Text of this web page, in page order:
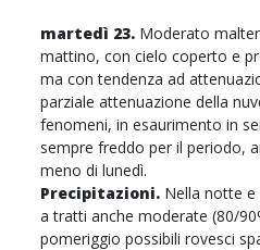
martedì 23. Moderato
mattino, con cielo coperto e
ma con tendenza ad
parziale attenuazione della
fenomeni, in esaurimento in
sempre freddo per il periodo,
meno di lunedì.
Precipitazioni. Nella notte
a tratti anche moderate (80/
pomeriggio possibili rovesci